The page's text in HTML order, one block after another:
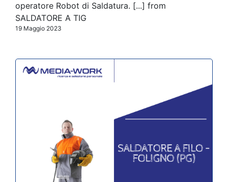
operatore Robot di Saldatura. [...] from
SALDATORE A TIG
19 Maggio 2023